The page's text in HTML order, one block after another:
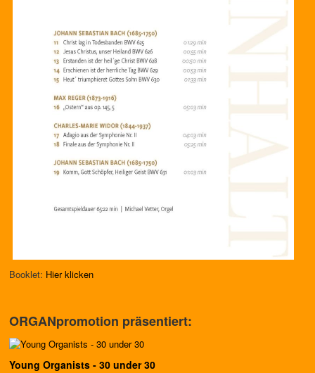
Booklet: Hier klicken
ORGANpromotion präsentiert:
Young Organists - 30 under 30